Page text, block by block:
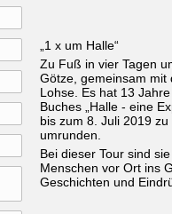
„1 x um Halle“
Zu Fuß in vier Tagen
Götze, gemeinsam mit
Lohse. Es hat 13
Buches „Halle - eine
bis zum 8. Juli 2019
umrunden.
Bei dieser Tour sind
Menschen vor Ort ins
Geschichten und